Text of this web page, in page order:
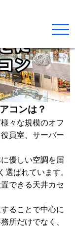
コンは？
々な規模のオフ
員室、サーバー
優しい空調を届
ばれています。
できる天井カセ
ることで中心に
所だけでなく、